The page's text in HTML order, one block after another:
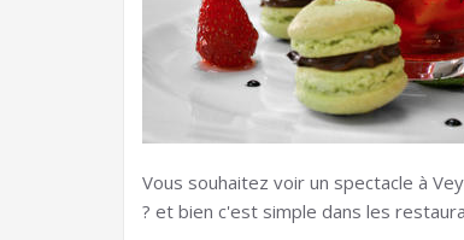
Vous souhaitez voir un spectacle à
? et bien c'est simple dans les